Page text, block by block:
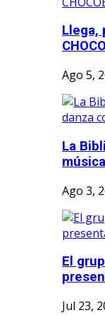
Llega,
Ago 5,
La
Ago 3,
El
Jul 23,